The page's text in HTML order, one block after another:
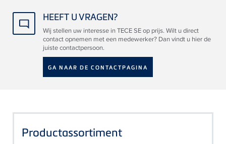
HEEFT U VRAGEN?
Wij stellen uw interesse in TECE SE op prijs. Wilt u direct
contact opnemen met een medewerker? Dan vindt u hier de
juiste contactpersoon.
GA NAAR DE CONTACTPAGINA
Productassortiment